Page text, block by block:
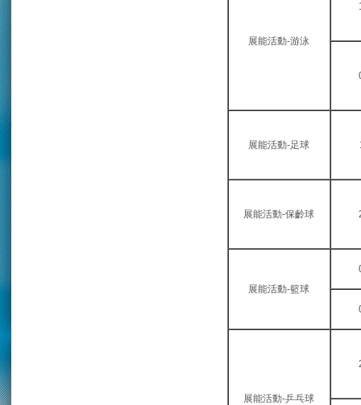
展能活動-游泳
展能活動-足球
展能活動-保齡球
展能活動-籃球
展能活動-乒乓球